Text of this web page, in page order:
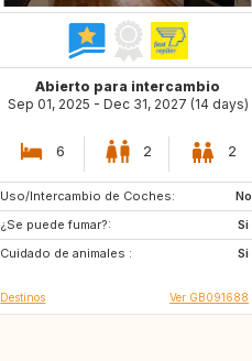
Abierto para intercambio
Sep 01, 2025 - Dec 31, 2027 (14 days)
6 2 2
Uso/Intercambio de Coches:
No
¿Se puede fumar?:
Si
Cuidado de animales :
Si
DK
CH
FR
Destinos Ver GB091688